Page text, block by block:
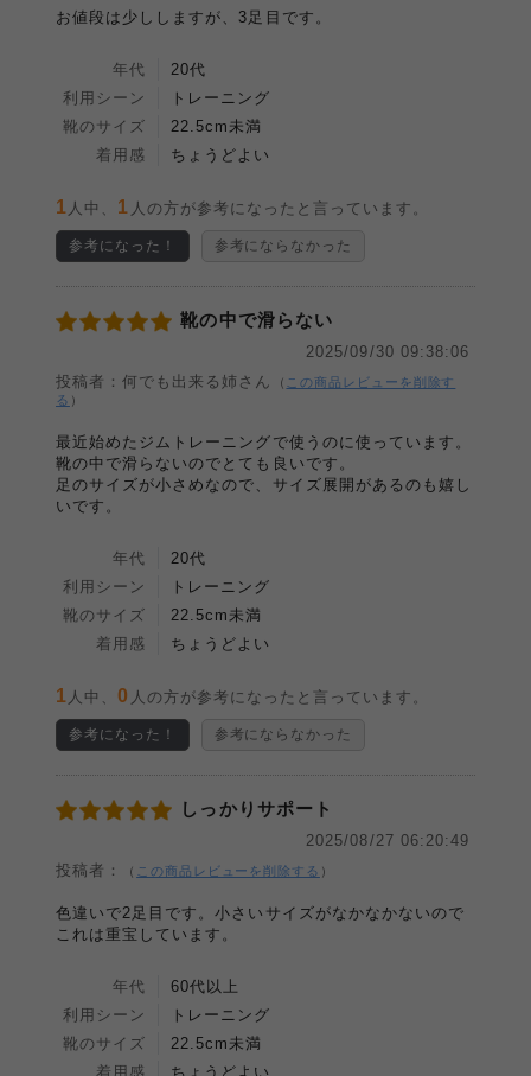
お値段は少ししますが、3足目です。
年代
20代
利用シーン
トレーニング
靴のサイズ
22.5cm未満
着用感
ちょうどよい
1 人中、 1 人の方が参考になったと言っています。
参考になった！ 参考にならなかった
靴の中で滑らない
2025/09/30 09:38:06
投稿者：何でも出来る姉さん
（ この商品レビューを削除す
る ）
最近始めたジムトレーニングで使うのに使っています。
靴の中で滑らないのでとても良いです。
足のサイズが小さめなので、サイズ展開があるのも嬉し
いです。
年代
20代
利用シーン
トレーニング
靴のサイズ
22.5cm未満
着用感
ちょうどよい
1 人中、0 人の方が参考になったと言っています。
参考になった！ 参考にならなかった
しっかりサポート
2025/08/27 06:20:49
投稿者：
（ この商品レビューを削除する ）
色違いで2足目です。小さいサイズがなかなかないので
これは重宝しています。
年代
60代以上
利用シーン
トレーニング
靴のサイズ
22.5cm未満
着用感
ちょうどよい